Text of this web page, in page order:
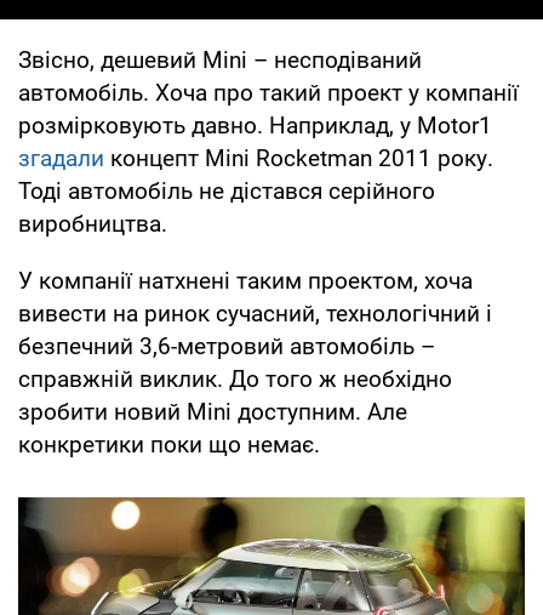
Звісно, дешевий Mini – несподіваний
автомобіль. Хоча про такий проект у компанії
розмірковують давно. Наприклад, у Motor1
згадали концепт Mini Rocketman 2011 року.
Тоді автомобіль не дістався серійного
виробництва.
У компанії натхнені таким проектом, хоча
вивести на ринок сучасний, технологічний і
безпечний 3,6-метровий автомобіль –
справжній виклик. До того ж необхідно
зробити новий Mini доступним. Але
конкретики поки що немає.